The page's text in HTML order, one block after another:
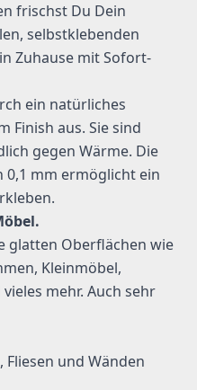
frischst Du Dein
selbstklebenden
Zuhause mit Sofort-
ein natürliches
Finish aus. Sie sind
gegen Wärme. Die
0,1 mm ermöglicht ein
glatten Oberflächen wie
Kleinmöbel,
mehr. Auch sehr
Fliesen und Wänden